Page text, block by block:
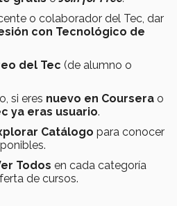
o colaborador del Tec, dar
con Tecnológico de
del Tec (de alumno o
si eres nuevo en Coursera o
ya eras usuario.
Catálogo para conocer
Todos en cada categoría
de cursos.